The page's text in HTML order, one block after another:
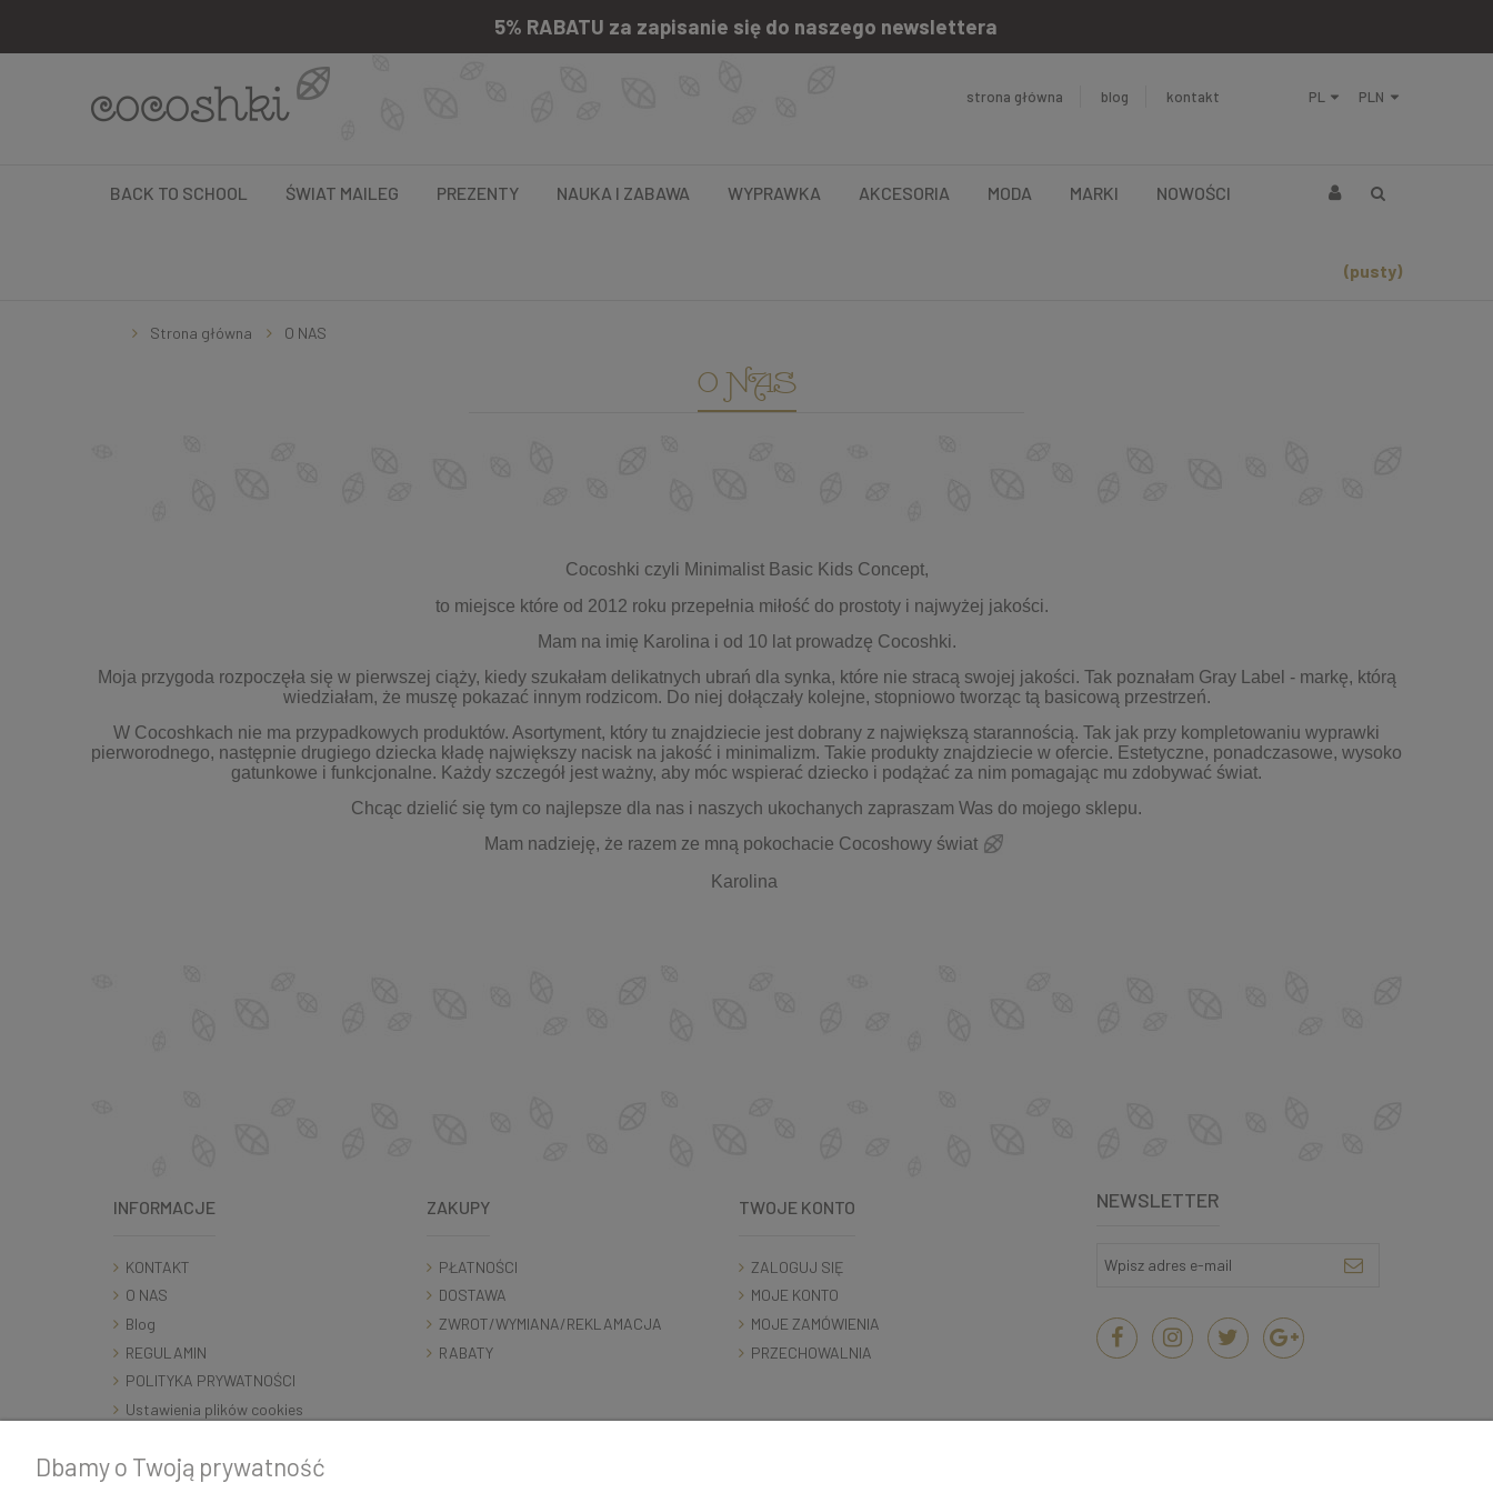
5% RABATU za zapisanie się do naszego newslettera
strona główna blog kontakt
BACK TO SCHOOL ŚWIAT MAILEG PREZENTY NAUKA I ZABAWA WYPRAWKA AKCESORIA MODA MARKI NOWOŚCI
(pusty)
Strona główna O NAS
O NAS
Cocoshki czyli Minimalist Basic Kids Concept,
to miejsce które od 2012 roku przepełnia miłość do prostoty i najwyżej jakości.
Mam na imię Karolina i od 10 lat prowadzę Cocoshki.
Moja przygoda rozpoczęła się w pierwszej ciąży, kiedy szukałam delikatnych ubrań dla synka, które nie stracą swojej jakości. Tak poznałam Gray Label - markę, którą
wiedziałam, że muszę pokazać innym rodzicom. Do niej dołączały kolejne, stopniowo tworząc tą basicową przestrzeń.
W Cocoshkach nie ma przypadkowych produktów. Asortyment, który tu znajdziecie jest dobrany z największą starannością. Tak jak przy kompletowaniu wyprawki
pierworodnego, następnie drugiego dziecka kładę największy nacisk na jakość i minimalizm. Takie produkty znajdziecie w ofercie. Estetyczne, ponadczasowe, wysoko
gatunkowe i funkcjonalne. Każdy szczegół jest ważny, aby móc wspierać dziecko i podążać za nim pomagając mu zdobywać świat.
Chcąc dzielić się tym co najlepsze dla nas i naszych ukochanych zapraszam Was do mojego sklepu.
Mam nadzieję, że razem ze mną pokochacie Cocoshowy świat
Karolina
INFORMACJE
KONTAKT
O NAS
Blog
REGULAMIN
POLITYKA PRYWATNOŚCI
Ustawienia plików cookies
ZAKUPY
PŁATNOŚCI
DOSTAWA
ZWROT/WYMIANA/REKLAMACJA
RABATY
TWOJE KONTO
ZALOGUJ SIĘ
MOJE KONTO
MOJE ZAMÓWIENIA
PRZECHOWALNIA
NEWSLETTER
Dbamy o Twoją prywatność